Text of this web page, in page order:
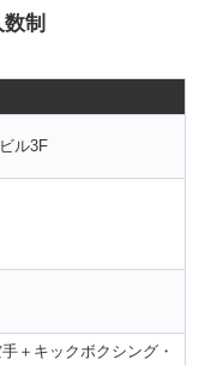
制
ル3F
＋キックボクシング・